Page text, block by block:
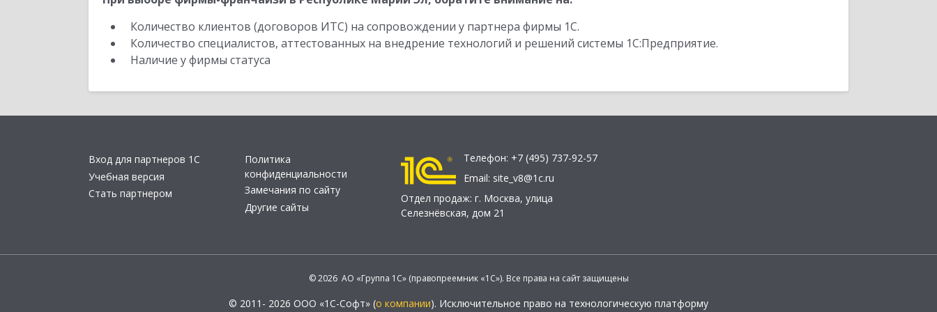
Количество клиентов (договоров ИТС) на сопровождении у партнера фирмы 1С.
Количество специалистов, аттестованных на внедрение технологий и решений системы 1С:Предприятие.
Наличие у фирмы статуса
Вход для партнеров 1С
Учебная версия
Стать партнером
Политика
конфиденциальности
Замечания по сайту
Другие сайты
Телефон: +7 (495) 737-92-57
Email: site_v8@1c.ru
Отдел продаж: г. Москва, улица
Селезнёвская, дом 21
© 2026 АО «Группа 1С» (правопреемник «1С»). Все права на сайт защищены
© 2011- 2026 ООО «1С-Софт» (о компании). Исключительное право на технологическую платформу